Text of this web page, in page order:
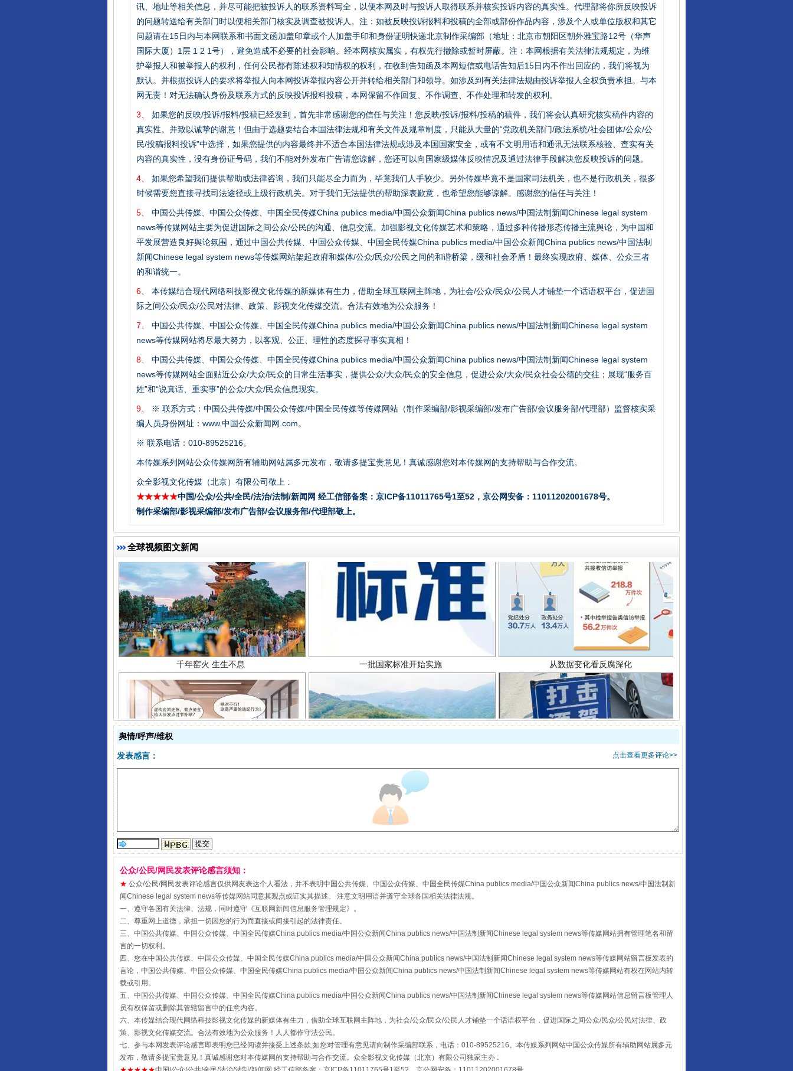
讯、地址等相关信息，并尽可能把被投诉人的联系资料写全，以便本网及时与投诉人取得联系并核实投诉内容的真实性。代理部将你所反映投诉
的问题转送给有关部门时以便相关部门核实及调查被投诉人。注：如被反映投诉报料和投稿的全部或部份作品内容，涉及个人或单位版权和其它
问题请在15日内与本网联系和书面文函加盖印章或个人加盖手印和身份证明快递北京制作采编部（地址：北京市朝阳区朝外雅宝路12号（华声
国际大厦）1层 1 2 1号），避免造成不必要的社会影响。经本网核实属实，有权先行撤除或暂时屏蔽。注：本网根据有关法律法规规定，为维
护举报人和被举报人的权利，任何公民都有陈述权和知情权的权利，在收到告知函及本网短信或电话告知后15日内不作出回应的，我们将视为
默认。并根据投诉人的要求将举报人向本网投诉举报内容公开并转给相关部门和领导。如涉及到有关法律法规由投诉举报人全权负责承担。与本
网无责！对无法确认身份及联系方式的反映投诉报料投稿，本网保留不作回复、不作调查、不作处理和转发的权利。
3、
如果您的反映/投诉/报料/投稿已经发到，首先非常感谢您的信任与关注！您反映/投诉/报料/投稿的稿件，我们将会认真研究核实稿件内容的
真实性。并致以诚挚的谢意！但由于选题要结合本国法律法规和有关文件及规章制度，只能从大量的“党政机关部门/政法系统/社会团体/公众/公
民/投稿报料投诉”中选择，如果您提供的内容最终并不适合本国法律法规或涉及本国国家安全，或有不文明用语和通讯无法联系核验、查实有关
内容的真实性，没有身份证号码，我们不能对外发布广告请您谅解，您还可以向国家级媒体反映情况及通过法律手段解决您反映投诉的问题。
4、
如果您希望我们提供帮助或法律咨询，我们只能尽全力而为，毕竟我们人手较少。另外传媒毕竟不是国家司法机关，也不是行政机关，很多
时候需要您直接寻找司法途径或上级行政机关。对于我们无法提供的帮助深表歉意，也希望您能够谅解。感谢您的信任与关注！
5、
中国公共传媒、中国公众传媒、中国全民传媒China publics media/中国公众新闻China publics news/中国法制新闻Chinese legal system
news等传媒网站主要为促进国际之间公众/公民的沟通、信息交流。加强影视文化传媒艺术和策略，通过多种传播形态传播主流舆论，为中国和
平发展营造良好舆论氛围，通过中国公共传媒、中国公众传媒、中国全民传媒China publics media/中国公众新闻China publics news/中国法制
新闻Chinese legal system news等传媒网站架起政府和媒体/公众/民众/公民之间的和谐桥梁，缓和社会矛盾！最终实现政府、媒体、公众三者
的和谐统一。
6、
本传媒结合现代网络科技影视文化传媒的新媒体有生力，借助全球互联网主阵地，为社会/公众/民众/公民人才铺垫一个话语权平台，促进国
际之间公众/民众/公民对法律、政策、影视文化传媒交流。合法有效地为公众服务！
7、
中国公共传媒、中国公众传媒、中国全民传媒China publics media/中国公众新闻China publics news/中国法制新闻Chinese legal system
news等传媒网站将尽最大努力，以客观、公正、理性的态度探寻事实真相！
8、
中国公共传媒、中国公众传媒、中国全民传媒China publics media/中国公众新闻China publics news/中国法制新闻Chinese legal system
news等传媒网站全面贴近公众/大众/民众的日常生活事实，提供公众/大众/民众的安全信息，促进公众/大众/民众社会公德的交往；展现“服务百
姓”和“说真话、重实事”的公众/大众/民众信息现实。
9、
※ 联系方式：中国公共传媒/中国公众传媒/中国全民传媒等传媒网站（制作采编部/影视采编部/发布广告部/会议服务部/代理部）监督核实采
编人员身份网址：www.中国公众新闻网.com。
※ 联系电话：010-89525216。
本传媒系列网站公众传媒网所有辅助网站属多元发布，敬请多提宝贵意见！真诚感谢您对本传媒网的支持帮助与合作交流。
众全影视文化传媒（北京）有限公司敬上 :
★★★★★中国/公众/公共/全民/法治/法制/新闻网 经工信部备案：京ICP备11011765号1至52，京公网安备：11011202001678号。
制作采编部/影视采编部/发布广告部/会议服务部/代理部敬上。
全球视频图文新闻
完善运行机制助力责任有效落实
千年窑火 生生不息 一批国家标准开始实施 从数据变化看反腐深化
揭开“小金库”的免责幌子 以产业富民促振兴 酒驾未被当场查获能处罚吗
受贿1.44亿！段成刚被判无期 从幼儿园到大学，有这些资助
全民健身五年计划来了！等你上场 事关残疾人未来5年
舆情/呼声/维权
点击查看更多评论>>
发表感言：
公众/公民/网民发表评论感言须知：
★ 公众/公民/网民发表评论感言仅供网友表达个人看法，并不表明中国公共传媒、中国公众传媒、中国全民传媒China publics media/中国公众新闻China publics news/中国法制新
闻Chinese legal system news等传媒网站同意其观点或证实其描述。 注意文明用语并遵守全球各国相关法律法规。
一、遵守各国有关法律、法规，同时遵守《互联网新闻信息服务管理规定》。
二、尊重网上道德，承担一切因您的行为而直接或间接引起的法律责任。
三、中国公共传媒、中国公众传媒、中国全民传媒China publics media/中国公众新闻China publics news/中国法制新闻Chinese legal system news等传媒网站拥有管理笔名和留
言的一切权利。
四、您在中国公共传媒、中国公众传媒、中国全民传媒China publics media/中国公众新闻China publics news/中国法制新闻Chinese legal system news等传媒网站留言板发表的
言论，中国公共传媒、中国公众传媒、中国全民传媒China publics media/中国公众新闻China publics news/中国法制新闻Chinese legal system news等传媒网站有权在网站内转
载或引用。
五、中国公共传媒、中国公众传媒、中国全民传媒China publics media/中国公众新闻China publics news/中国法制新闻Chinese legal system news等传媒网站信息留言板管理人
员有权保留或删除其管辖留言中的任意内容。
六、本传媒结合现代网络科技影视文化传媒的新媒体有生力，借助全球互联网主阵地，为社会/公众/民众/公民人才铺垫一个话语权平台，促进国际之间公众/民众/公民对法律、政
策、影视文化传媒交流。合法有效地为公众服务！人人都作守法公民。
七、参与本网发表评论感言即表明您已经阅读并接受上述条款,如您对管理有意见请向制作采编部联系，电话：010-89525216。本传媒系列网站中国公众传媒所有辅助网站属多元
发布，敬请多提宝贵意见！真诚感谢您对本传媒网的支持帮助与合作交流。众全影视文化传媒（北京）有限公司独家主办 :